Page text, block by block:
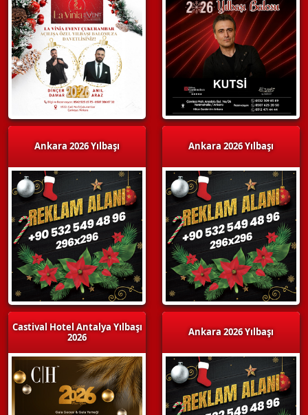
Ankara 2026 Yılbaşı
Castival Hotel Antalya Yılbaşı
2026
Ankara 2026 Yılbaşı
Ankara 2026 Yılbaşı